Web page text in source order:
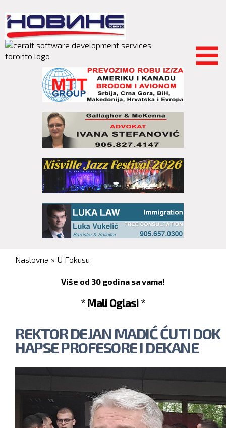
main
content
You are here
Naslovna » U Fokusu
Više od 30 godina sa vama!
* Mali Oglasi *
REKTOR DEJAN MADIĆ ĆUTI DOK
HAPSE PROFESORE I DEKANE